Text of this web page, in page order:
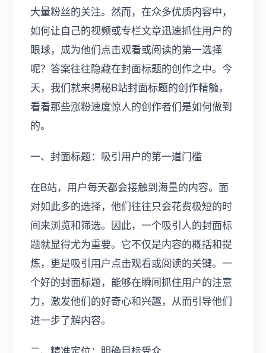
大量粉丝的关注。然而，在众多优质内容中，
如何让自己的视频或专栏文章迅速抓住用户的
眼球，成为他们点击观看或阅读的第一选择
呢？答案往往隐藏在封面标题的创作之中。今
天，我们就来揭秘B站封面标题的创作精髓，
看看那些涨粉速度惊人的创作者们是如何做到
的。
一、封面标题：吸引用户的第一道门槛
在B站，用户每天都会接触到海量的内容。面
对如此多的选择，他们往往只会花费极短的时
间来浏览和筛选。因此，一个吸引人的封面标
题就显得尤为重要。它不仅是内容的概括和提
炼，更是吸引用户点击观看或阅读的关键。一
个好的封面标题，能够在瞬间抓住用户的注意
力，激发他们的好奇心和兴趣，从而引导他们
进一步了解内容。